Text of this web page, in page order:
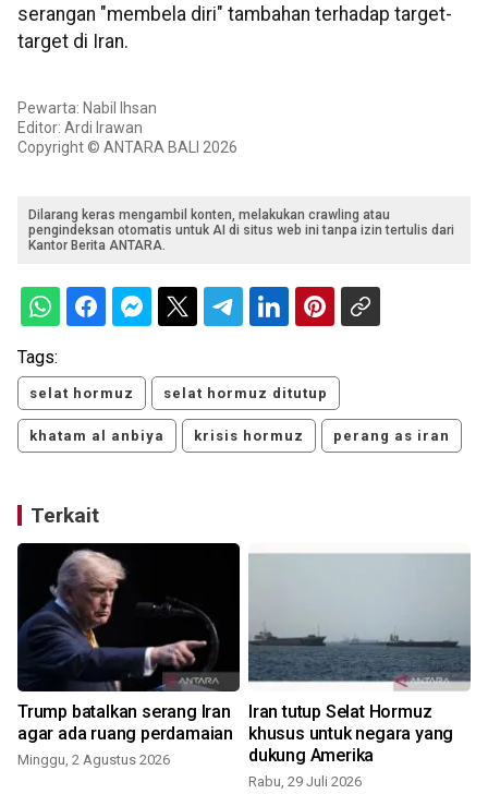
serangan "membela diri" tambahan terhadap target-
target di Iran.
Pewarta: Nabil Ihsan
Editor: Ardi Irawan
Copyright © ANTARA BALI 2026
Dilarang keras mengambil konten, melakukan crawling atau
pengindeksan otomatis untuk AI di situs web ini tanpa izin tertulis dari
Kantor Berita ANTARA.
Tags:
selat hormuz selat hormuz ditutup
khatam al anbiya krisis hormuz perang as iran
Terkait
Trump batalkan serang Iran
agar ada ruang perdamaian
Minggu, 2 Agustus 2026
Iran tutup Selat Hormuz
khusus untuk negara yang
dukung Amerika
Rabu, 29 Juli 2026